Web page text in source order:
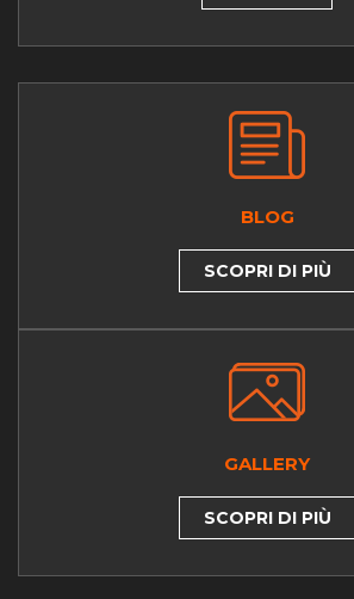
BLOG
SCOPRI DI PIÙ
GALLERY
SCOPRI DI PIÙ